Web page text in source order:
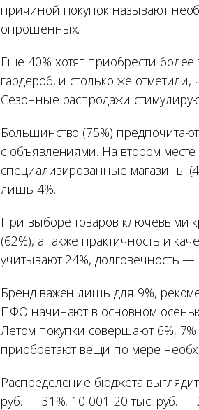
причиной покупок называют
опрошенных.
Ещё 40% хотят приобрести
гардероб, и столько же
Сезонные распродажи
Большинство (75%)
с объявлениями. На втором
специализированные магазины
лишь 4%.
При выборе товаров ключевыми
(62%), а также практичность и
учитывают 24%, долговечность
Бренд важен лишь для 9%,
ПФО начинают в основном
Летом покупки совершают 6%,
приобретают вещи по мере
Распределение бюджета
руб. — 31%, 10 001-20 тыс. руб.